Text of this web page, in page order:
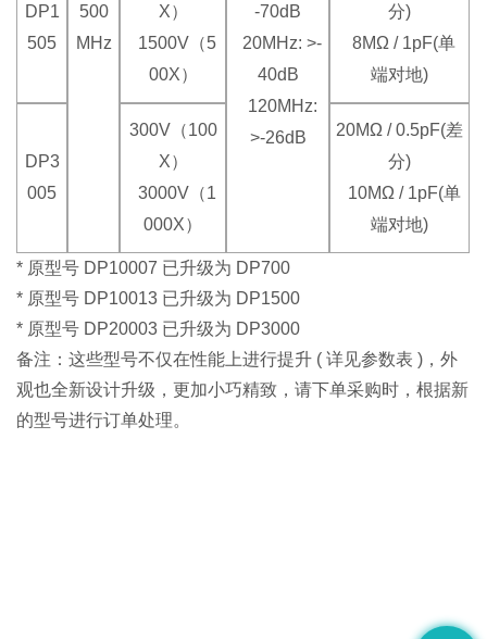
500
MHz
-70dB
20MHz: >-
40dB
120MHz:
>-26dB
DP1
505
X）
1500V（5
00X）
分)
8MΩ / 1pF(单
端对地)
DP3
005
300V（100
X）
3000V（1
000X）
20MΩ / 0.5pF(差
分)
10MΩ / 1pF(单
端对地)
* 原型号 DP10007 已升级为 DP700
* 原型号 DP10013 已升级为 DP1500
* 原型号 DP20003 已升级为 DP3000
备注：这些型号不仅在性能上进行提升 ( 详见参数表 )，外
观也全新设计升级，更加小巧精致，请下单采购时，根据新
的型号进行订单处理。